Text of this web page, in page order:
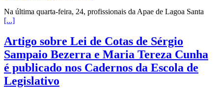
Na última quarta-feira, 24, profissionais da Apae de Lagoa Santa
[...]
Artigo sobre Lei de Cotas de Sérgio
Sampaio Bezerra e Maria Tereza Cunha
é publicado nos Cadernos da Escola de
Legislativo